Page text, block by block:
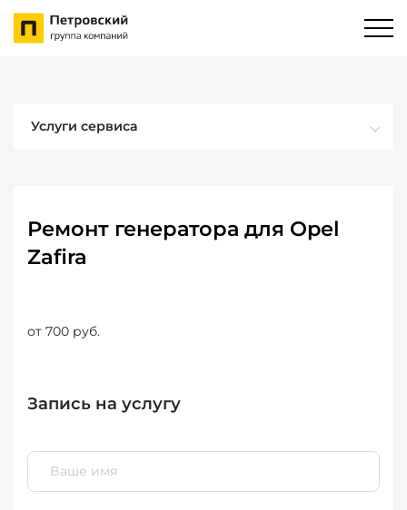
Услуги сервиса
Ремонт генератора для Opel
Zafira
от 700 руб.
Запись на услугу